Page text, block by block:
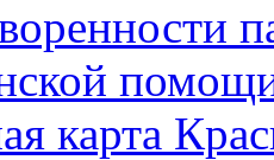
карта